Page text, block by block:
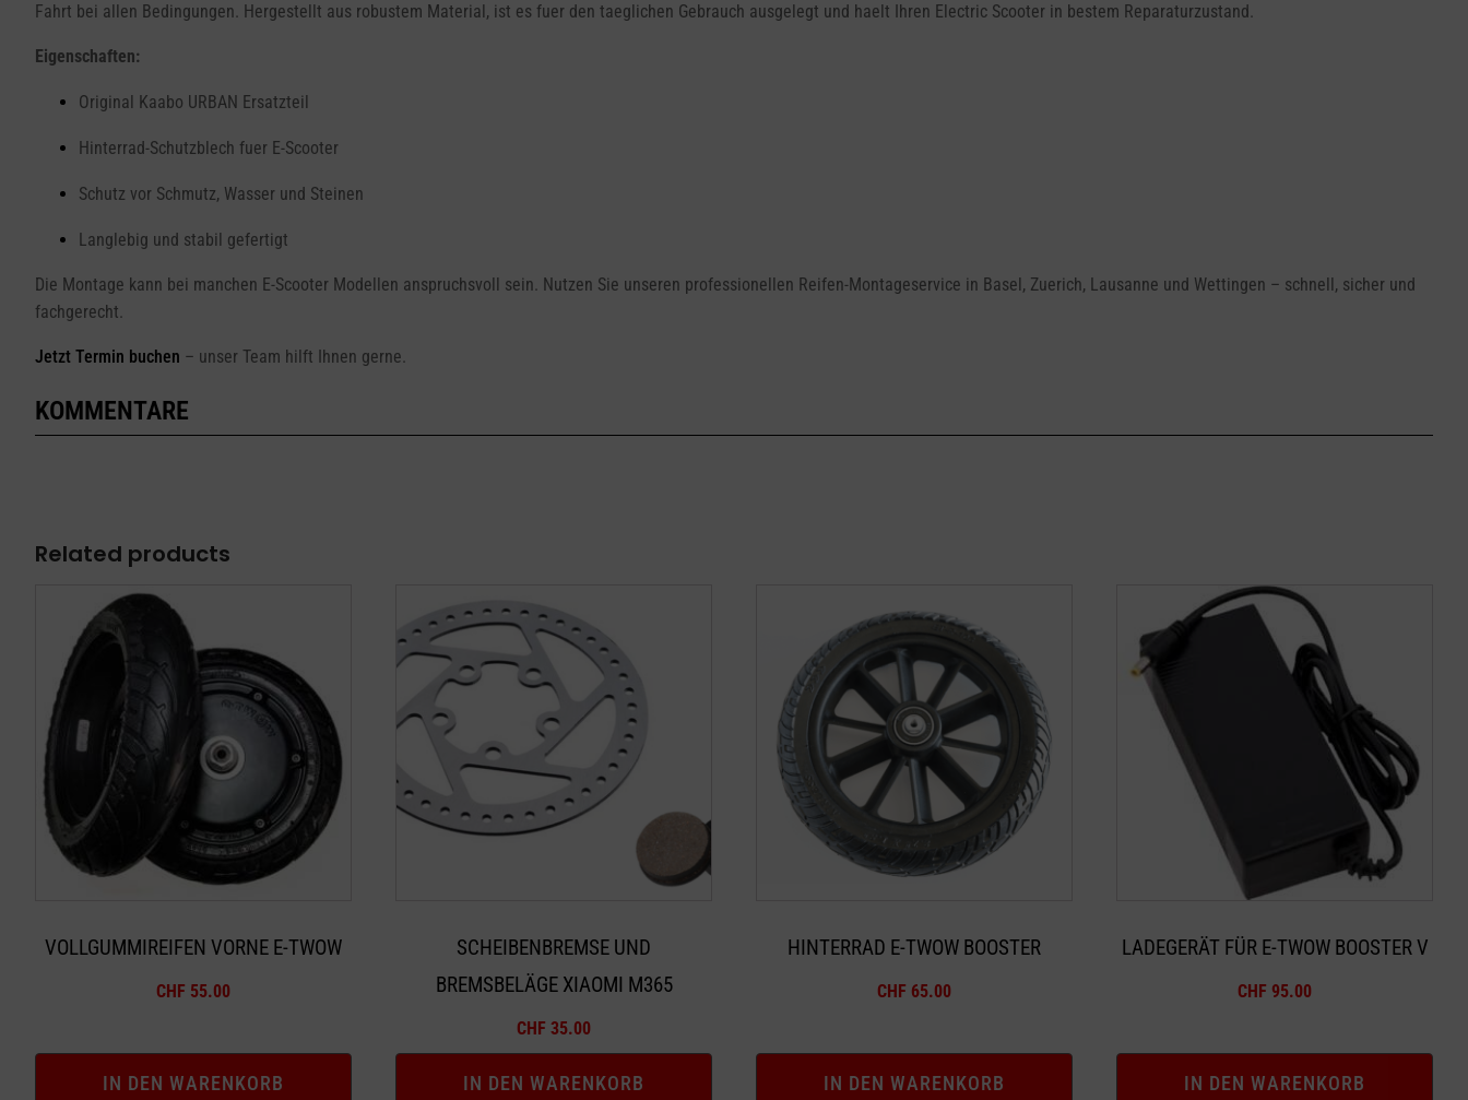
Fahrt bei allen Bedingungen. Hergestellt aus robustem Material, ist es fuer den taeglichen Gebrauch ausgelegt und haelt Ihren Electric Scooter in bestem Reparaturzustand.
Eigenschaften:
Original Kaabo URBAN Ersatzteil
Hinterrad-Schutzblech fuer E-Scooter
Schutz vor Schmutz, Wasser und Steinen
Langlebig und stabil gefertigt
Die Montage kann bei manchen E-Scooter Modellen anspruchsvoll sein. Nutzen Sie unseren professionellen Reifen-Montageservice in Basel, Zuerich, Lausanne und Wettingen – schnell, sicher und
fachgerecht.
Jetzt Termin buchen – unser Team hilft Ihnen gerne.
KOMMENTARE
Related products
VOLLGUMMIREIFEN VORNE E-TWOW
CHF 55.00
IN DEN WARENKORB
SCHEIBENBREMSE UND
BREMSBELÄGE XIAOMI M365
CHF 35.00
IN DEN WARENKORB
HINTERRAD E-TWOW BOOSTER
CHF 65.00
IN DEN WARENKORB
LADEGERÄT FÜR E-TWOW BOOSTER V
CHF 95.00
IN DEN WARENKORB